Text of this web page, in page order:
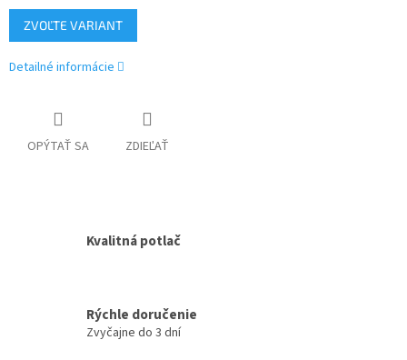
Jednotková
cena:
ZVOĽTE VARIANT
Detailné informácie
OPÝTAŤ SA ZDIEĽAŤ
Kvalitná potlač
Rýchle doručenie
Zvyčajne do 3 dní